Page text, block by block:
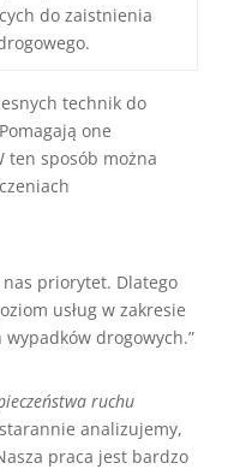
do zaistnienia
technik do
one
ten sposób można
priorytet. Dlatego
usług w zakresie
drogowych.”
ruchu
analizujemy,
praca jest bardzo